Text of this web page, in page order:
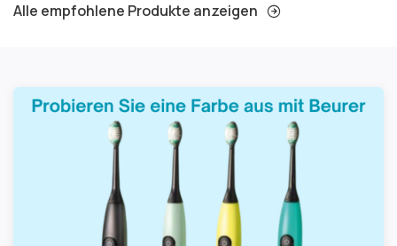
Alle empfohlene Produkte anzeigen